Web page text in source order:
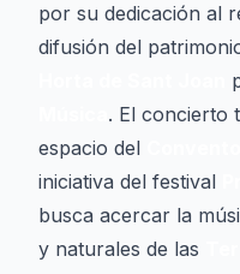
por su dedicación al
difusión del
. El concierto
espacio del
iniciativa del festival
busca acercar la
y naturales de las